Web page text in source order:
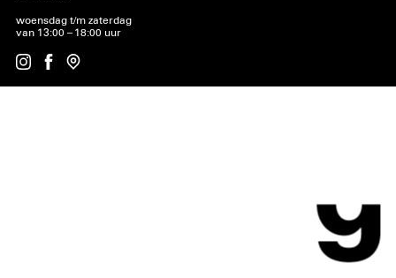
woensdag t/m zaterdag
van 13:00 – 18:00 uur